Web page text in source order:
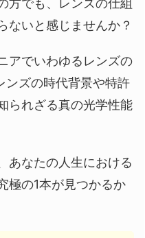
方でも、レンズの仕組
ないと感じませんか？
アでいわゆるレンズの
ンズの時代背景や特許
られざる真の光学性能
あなたの人生における
極の1本が見つかるか